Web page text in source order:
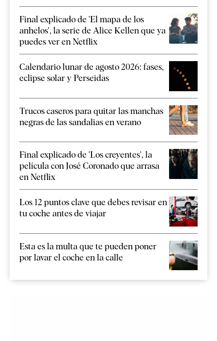
Final explicado de 'El mapa de los
anhelos', la serie de Alice Kellen que ya
puedes ver en Netflix
Calendario lunar de agosto 2026: fases,
eclipse solar y Perseidas
Trucos caseros para quitar las manchas
negras de las sandalias en verano
Final explicado de 'Los creyentes', la
película con José Coronado que arrasa
en Netflix
Los 12 puntos clave que debes revisar en
tu coche antes de viajar
Esta es la multa que te pueden poner
por lavar el coche en la calle